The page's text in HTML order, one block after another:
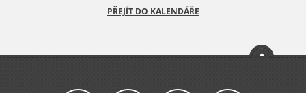
PŘEJÍT DO KALENDÁŘE